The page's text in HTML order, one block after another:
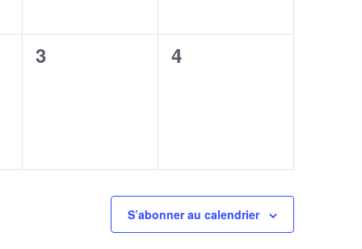
0
3
0
4
S’abonner au calendrier